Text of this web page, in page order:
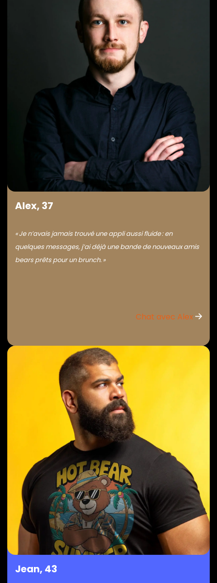
Alex, 37
« Je n’avais jamais trouvé une appli aussi fluide : en
quelques messages, j’ai déjà une bande de nouveaux amis
bears prêts pour un brunch. »
Chat avec Alex
Jean, 43